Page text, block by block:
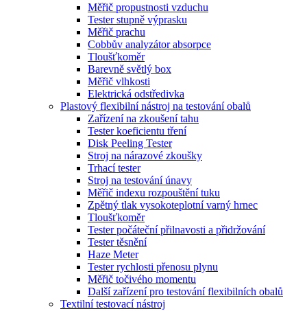
Měřič propustnosti vzduchu
Tester stupně výprasku
Měřič prachu
Cobbův analyzátor absorpce
Tloušťkoměr
Barevně světlý box
Měřič vlhkosti
Elektrická odstředivka
Plastový flexibilní nástroj na testování obalů
Zařízení na zkoušení tahu
Tester koeficientu tření
Disk Peeling Tester
Stroj na nárazové zkoušky
Trhací tester
Stroj na testování únavy
Měřič indexu rozpouštění tuku
Zpětný tlak vysokoteplotní varný hrnec
Tloušťkoměr
Tester počáteční přilnavosti a přidržování
Tester těsnění
Haze Meter
Tester rychlosti přenosu plynu
Měřič točivého momentu
Další zařízení pro testování flexibilních obalů
Textilní testovací nástroj